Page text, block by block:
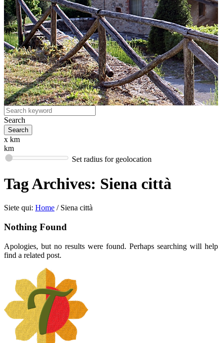
Search
x km
km
Set radius for geolocation
Tag Archives: Siena città
Siete qui: Home / Siena città
Nothing Found
Apologies, but no results were found. Perhaps searching will help
find a related post.